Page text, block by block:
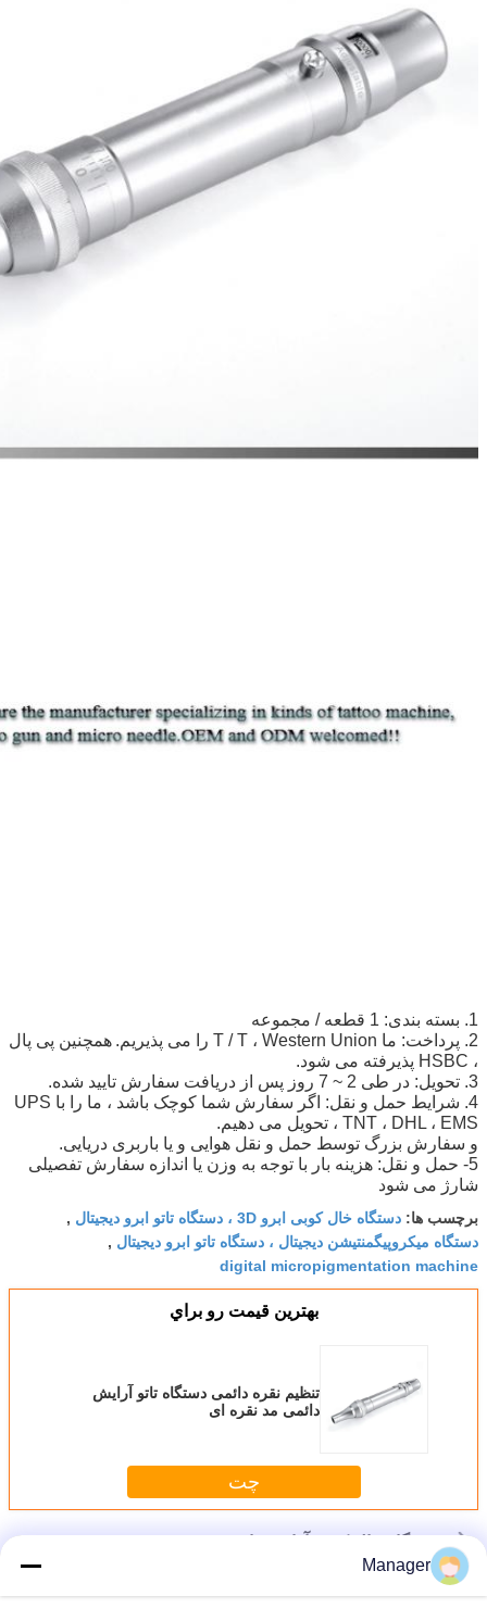
1. بسته بندی: 1 قطعه / مجموعه
2. پرداخت: ما T / T ، Western Union را می پذیریم.
همچنین پی پال
، HSBC پذیرفته می شود.
3. تحویل: در طی 2 ~ 7 روز پس از دریافت سفارش تایید شده.
4. شرایط حمل و نقل: اگر سفارش شما کوچک باشد ، ما را با UPS
، TNT ، DHL ، EMS تحویل می دهیم.
و سفارش بزرگ توسط حمل و نقل هوایی و یا باربری دریایی.
5- حمل و نقل: هزینه بار با توجه به وزن یا اندازه سفارش تفصیلی
شارژ می شود
برچسب ها: دستگاه خال کوبی ابرو 3D ، دستگاه تاتو ابرو دیجیتال
,
دستگاه میکروپیگمنتیشن دیجیتال ، دستگاه تاتو ابرو دیجیتال ,
digital micropigmentation machine
بهترين قيمت رو براي
تنظیم نقره دائمی دستگاه تاتو آرایش
دائمی مد نقره ای
چت
بیش
Manager